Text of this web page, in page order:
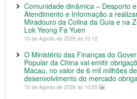
Comunidade dinâmica – Desporto
Atendimento e Informação a
Miradouro da Colina da Guia e na
Lok Yeong Fa Yuen
10 de Agosto de 2026 às 10:12
O Ministério das Finanças do
Popular da China vai emitir
Macau, no valor de 6 mil milhões
desenvolvimento do mercado
10 de Agosto de 2026 às 10:05